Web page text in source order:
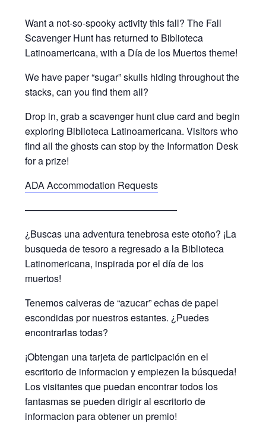
Want a not-so-spooky activity this fall? The Fall
Scavenger Hunt has returned to Biblioteca
Latinoamericana, with a Día de los Muertos theme!
We have paper “sugar” skulls hiding throughout the
stacks, can you find them all?
Drop in, grab a scavenger hunt clue card and begin
exploring Biblioteca Latinoamericana. Visitors who
find all the ghosts can stop by the Information Desk
for a prize!
ADA Accommodation Requests
————————————————
¿Buscas una adventura tenebrosa este otoño? ¡La
busqueda de tesoro a regresado a la Biblioteca
Latinomericana, inspirada por el día de los
muertos!
Tenemos calveras de “azucar” echas de papel
escondidas por nuestros estantes. ¿Puedes
encontrarlas todas?
¡Obtengan una tarjeta de participación en el
escritorio de informacion y empiezen la búsqueda!
Los visitantes que puedan encontrar todos los
fantasmas se pueden dirigir al escritorio de
informacion para obtener un premio!